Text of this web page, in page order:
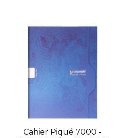
Cahier Piqué 7000 -